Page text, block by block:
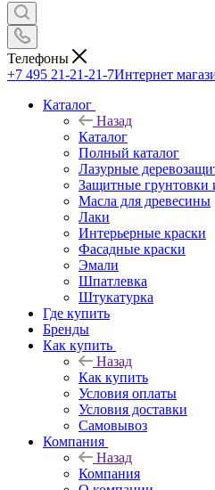
Телефоны
+7 495 21-21-21-7Интернет
Каталог
Назад
Каталог
Полный каталог
Лазурные
Защитные грунтовки
Масла для древесины
Лаки
Интерьерные краски
Фасадные краски
Эмали
Шпатлевка
Штукатурка
Где купить
Бренды
Как купить
Назад
Как купить
Условия оплаты
Условия доставки
Самовывоз
Компания
Назад
Компания